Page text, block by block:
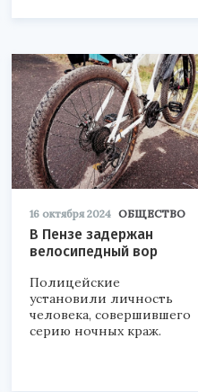
16 октября 2024 ОБЩЕСТВО
В Пензе задержан
велосипедный вор
Полицейские
установили личность
человека, совершившего
серию ночных краж.